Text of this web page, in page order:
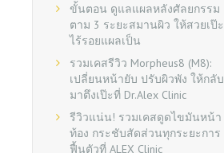
ขั้นตอน ดูแลแผลหลังศัลยกรรม
ตาม 3 ระยะสมานผิว ให้สวยเป๊ะ
ไร้รอยแผลเป็น
รวมเคสรีวิว Morpheus8 (M8):
เปลี่ยนหน้ายับ ปรับผิวพัง ให้กลับ
มาตึงเป๊ะที่ Dr.Alex Clinic
รีวิวแน่น! รวมเคสดูดไขมันหน้า
ท้อง กระชับสัดส่วนทุกระยะการ
ฟื้นตัวที่ ALEX Clinic